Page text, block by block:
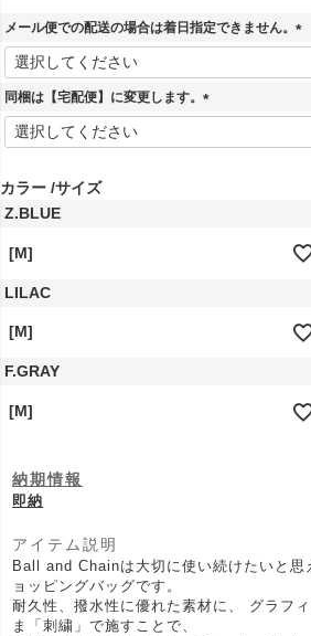
メール便での配送の場合は着日指定できません。
(
同梱は【宅配便】に変更します。
(
カラー サイズ
Z.BLUE
[M]
LILAC
[M]
F.GRAY
[M]
納期情報
即納
アイテム説明
Ball and Chainは大切に使い続けたいと思
ョッピングバッグです。
耐久性、撥水性に優れた素材に、 グラフ
ま「刺繍」で施すことで、